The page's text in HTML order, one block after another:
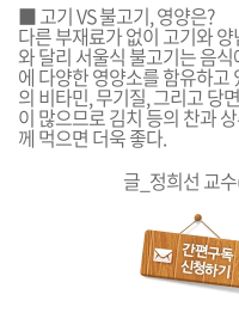
■ 고기 VS 불고기, 영양은?
다른 부재료가 없이 고기와
와 달리 서울식 불고기는 음
에 다양한 영양소를 함유하고
의 비타민, 무기질, 그리고 당
이 많으므로 김치 등의 찬과
께 먹으면 더욱 좋다.
글_정희선 교